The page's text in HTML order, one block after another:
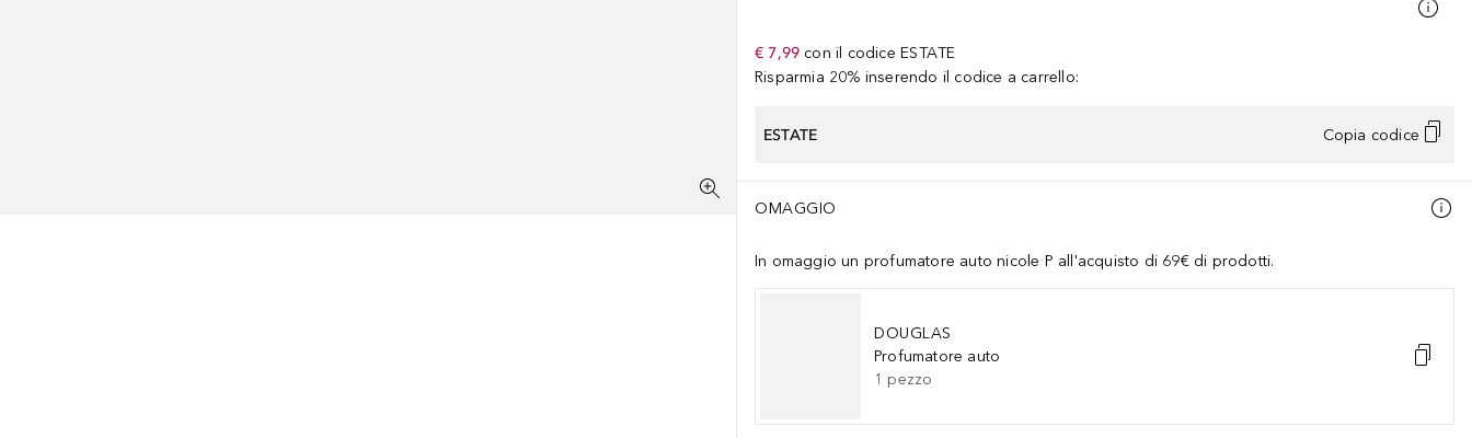
€ 7,99 con il codice ESTATE
Risparmia 20% inserendo il codice a carrello:
ESTATE Copia codice
OMAGGIO
In omaggio un profumatore auto nicole P all'acquisto di 69€ di prodotti.
DOUGLAS
Profumatore auto
1 pezzo